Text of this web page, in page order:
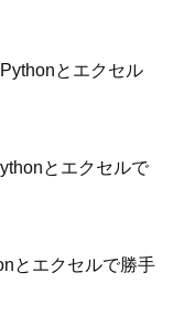
とエクセル
とエクセルで
とエクセルで勝手